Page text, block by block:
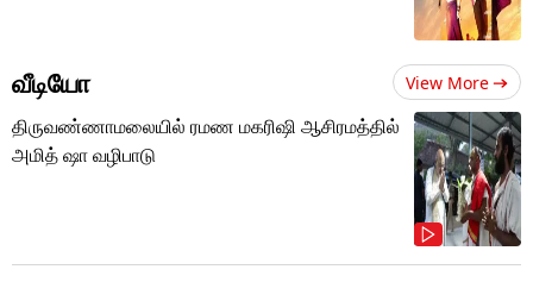
வீடியோ View More
திருவண்ணாமலையில் ரமண மகரிஷி ஆசிரமத்தில்
அமித் ஷா வழிபாடு